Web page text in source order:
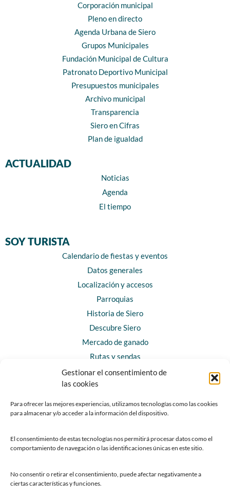
Gestionar el consentimiento de
las cookies
Para ofrecer las mejores experiencias, utilizamos tecnologías como las cookies
para almacenar y/o acceder a la información del dispositivo.
El consentimiento de estas tecnologías nos permitirá procesar datos como el
comportamiento de navegación o las identificaciones únicas en este sitio.
No consentir o retirar el consentimiento, puede afectar negativamente a
ciertas características y funciones.
Corporación municipal
Pleno en directo
Agenda Urbana de Siero
Grupos Municipales
Fundación Municipal de Cultura
Patronato Deportivo Municipal
Presupuestos municipales
Archivo municipal
Transparencia
Siero en Cifras
Plan de igualdad
ACTUALIDAD
Noticias
Agenda
El tiempo
SOY TURISTA
Calendario de fiestas y eventos
Datos generales
Localización y accesos
Parroquias
Historia de Siero
Descubre Siero
Mercado de ganado
Rutas y sendas
Horarios y contacto
Teléfonos de interés
Chatbot Siero
SEDES ELECTRÓNICAS
Sede del Ayuntamiento de Siero